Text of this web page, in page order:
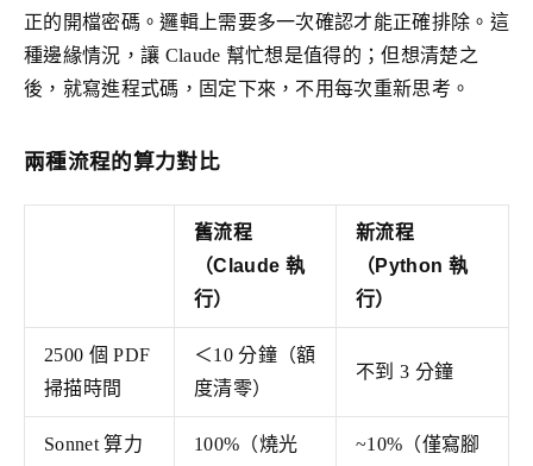
正的開檔密碼。邏輯上需要多一次確認才能正確排除。這
種邊緣情況，讓 Claude 幫忙想是值得的；但想清楚之
後，就寫進程式碼，固定下來，不用每次重新思考。
兩種流程的算力對比
舊流程
（Claude 執
行）
新流程
（Python 執
行）
2500 個 PDF
掃描時間
＜10 分鐘（額
度清零）
不到 3 分鐘
Sonnet 算力
100%（燒光
~10%（僅寫腳